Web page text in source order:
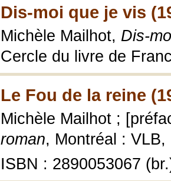
Dis-moi que je vis
Michèle Mailhot, Dis-
Cercle du livre de
Le Fou de la reine
Michèle Mailhot ;
roman, Montréal :
ISBN : 2890053067